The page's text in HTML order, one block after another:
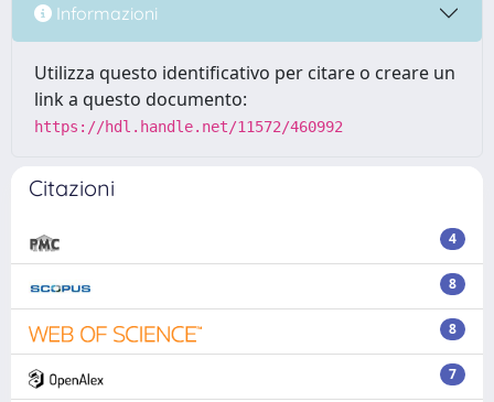
Informazioni
Utilizza questo identificativo per citare o creare un
link a questo documento:
https://hdl.handle.net/11572/460992
Citazioni
4
8
8
7